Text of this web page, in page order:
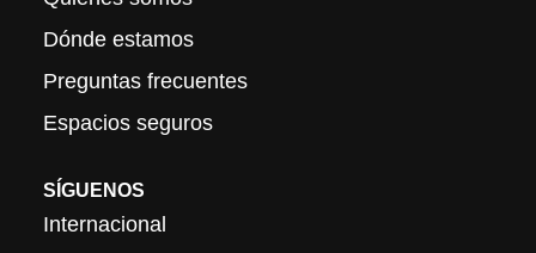
Dónde estamos
Preguntas frecuentes
Espacios seguros
SÍGUENOS
Internacional